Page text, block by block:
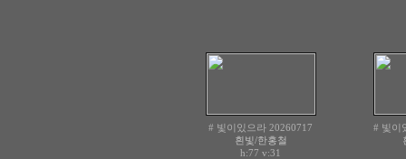
# 빛이있으라 20260717
흰빛/한홍철
h:77 v:31
# 빛이